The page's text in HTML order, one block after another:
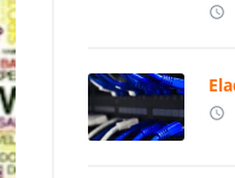
access_time
access_time